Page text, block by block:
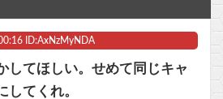
Pro消滅
IT業界、「未経験者は要らない、経験者はいない」の地獄絵図にwww
ID:AxNzMyNDA
してほしい。せめて同じキャ
してくれ。